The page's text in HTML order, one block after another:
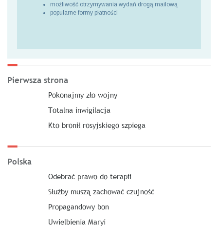
możliwość otrzymywania wydań drogą mailową
popularne formy płatności
Pierwsza strona
Pokonajmy zło wojny
Totalna inwigilacja
Kto bronił rosyjskiego szpiega
Polska
Odebrać prawo do terapii
Służby muszą zachować czujność
Propagandowy bon
Uwielbienia Maryi